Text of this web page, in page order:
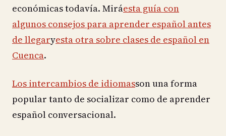
económicas todavía. Miráesta guía con
algunos consejos para aprender español antes
de llegaryesta otra sobre clases de español en
Cuenca.
Los intercambios de idiomasson una forma
popular tanto de socializar como de aprender
español conversacional.